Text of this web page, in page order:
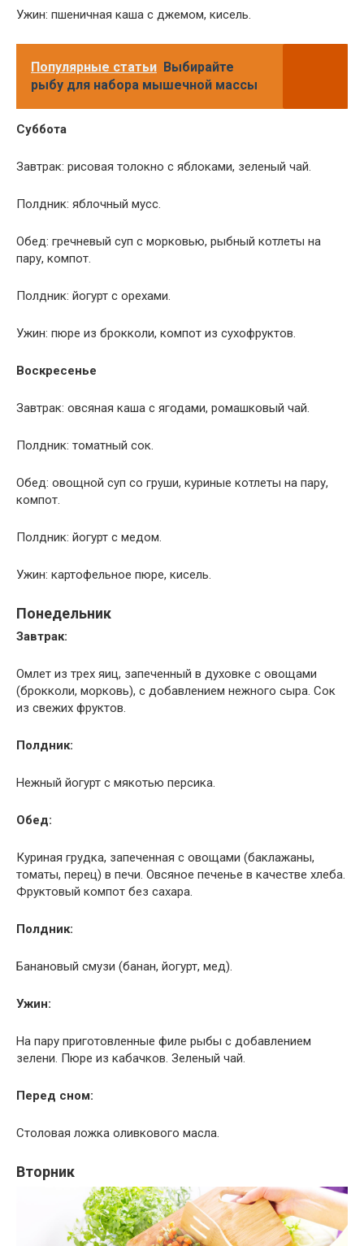
Ужин: пшеничная каша с джемом, кисель.
Популярные статьи Выбирайте
рыбу для набора мышечной массы
Суббота
Завтрак: рисовая толокно с яблоками, зеленый чай.
Полдник: яблочный мусс.
Обед: гречневый суп с морковью, рыбный котлеты на
пару, компот.
Полдник: йогурт с орехами.
Ужин: пюре из брокколи, компот из сухофруктов.
Воскресенье
Завтрак: овсяная каша с ягодами, ромашковый чай.
Полдник: томатный сок.
Обед: овощной суп со груши, куриные котлеты на пару,
компот.
Полдник: йогурт с медом.
Ужин: картофельное пюре, кисель.
Понедельник
Завтрак:
Омлет из трех яиц, запеченный в духовке с овощами
(брокколи, морковь), с добавлением нежного сыра. Сок
из свежих фруктов.
Полдник:
Нежный йогурт с мякотью персика.
Обед:
Куриная грудка, запеченная с овощами (баклажаны,
томаты, перец) в печи. Овсяное печенье в качестве хлеба.
Фруктовый компот без сахара.
Полдник:
Банановый смузи (банан, йогурт, мед).
Ужин:
На пару приготовленные филе рыбы с добавлением
зелени. Пюре из кабачков. Зеленый чай.
Перед сном:
Столовая ложка оливкового масла.
Вторник